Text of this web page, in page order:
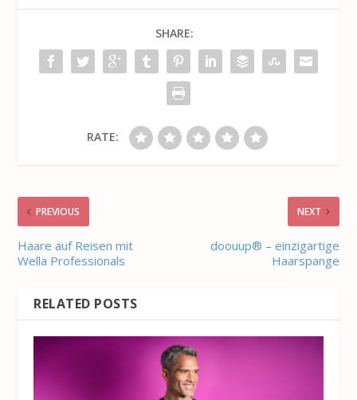
SHARE:
RATE:
PREVIOUS
Haare auf Reisen mit
Wella Professionals
NEXT
doouup® – einzigartige
Haarspange
RELATED POSTS